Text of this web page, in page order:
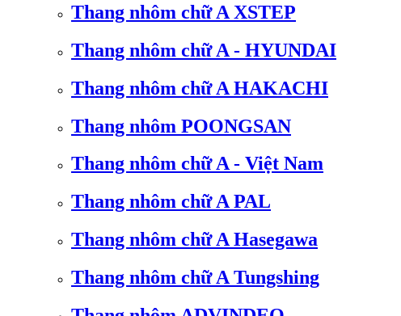
Thang nhôm chữ A XSTEP
Thang nhôm chữ A - HYUNDAI
Thang nhôm chữ A HAKACHI
Thang nhôm POONGSAN
Thang nhôm chữ A - Việt Nam
Thang nhôm chữ A PAL
Thang nhôm chữ A Hasegawa
Thang nhôm chữ A Tungshing